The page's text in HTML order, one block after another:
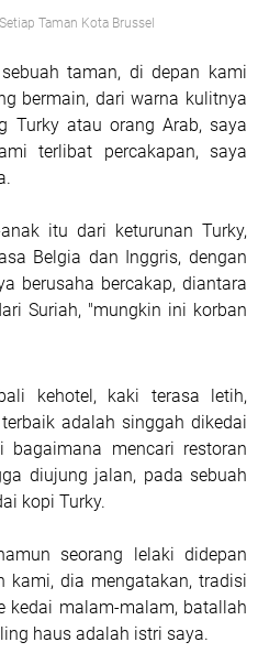
Taman Kota Brussel
taman, di depan kami
bermain, dari warna kulitnya
Turky atau orang Arab, saya
terlibat percakapan, saya
itu dari keturunan Turky,
Belgia dan Inggris, dengan
berusaha bercakap, diantara
Suriah, "mungkin ini korban
kehotel, kaki terasa letih,
adalah singgah dikedai
mencari restoran
diujung jalan, pada sebuah
kopi Turky.
seorang lelaki didepan
kami, dia mengatakan, tradisi
kedai malam-malam, batallah
haus adalah istri saya.